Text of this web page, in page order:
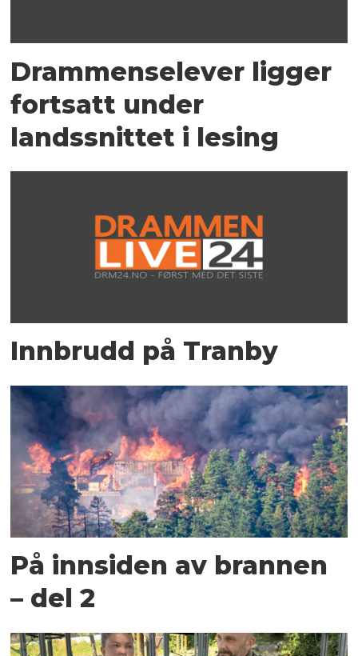
Drammenselever ligger
fortsatt under
landssnittet i lesing
Innbrudd på Tranby
På innsiden av brannen
– del 2